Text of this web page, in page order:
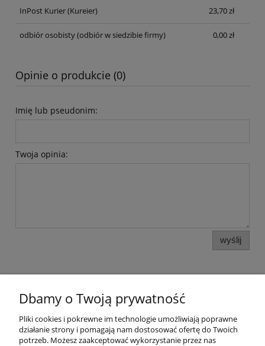
InPost Kurier(Kureier) 23,70 zł
odbiór osobisty(odbiór w siedzibie firmy) 0,00 zł
Opinie o produkcie (0)
Imię lub pseudonim:
Twoja opinia:
wyślij
Moje konto
Dbamy o Twoją prywatność
Pliki cookies i pokrewne im technologie umożliwiają poprawne
działanie strony i pomagają nam dostosować ofertę do Twoich
potrzeb. Możesz zaakceptować wykorzystanie przez nas